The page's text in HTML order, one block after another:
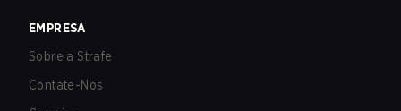
EMPRESA
Sobre a Strafe
Contate-Nos